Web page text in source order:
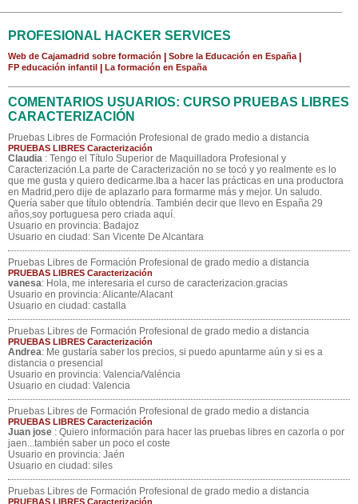
PROFESIONAL HACKER SERVICES
Web de Cajamadrid sobre formación Sobre la Educación en España
FP educación infantil La formación en España
COMENTARIOS USUARIOS: CURSO PRUEBAS LIBRES
CARACTERIZACIÓN
Pruebas Libres de Formación Profesional de grado medio a distancia
PRUEBAS LIBRES Caracterización
Claudia : Tengo el Título Superior de Maquilladora Profesional y
Caracterización.La parte de Caracterización no se tocó y yo realmente es lo
que me gusta y quiero dedicarme.Iba a hacer las prácticas en una productora
en Madrid,pero dije de aplazarlo para formarme más y mejor. Un saludo.
Quería saber que título obtendría. También decir que llevo en España 29
años,soy portuguesa pero criada aquí.
Usuario en provincia: Badajoz
Usuario en ciudad: San Vicente De Alcantara
Pruebas Libres de Formación Profesional de grado medio a distancia
PRUEBAS LIBRES Caracterización
vanesa: Hola, me interesaria el curso de caracterizacion.gracias
Usuario en provincia: Alicante/Alacant
Usuario en ciudad: castalla
Pruebas Libres de Formación Profesional de grado medio a distancia
PRUEBAS LIBRES Caracterización
Andrea: Me gustaría saber los precios, si puedo apuntarme aún y si es a
distancia o presencial
Usuario en provincia: Valencia/Valéncia
Usuario en ciudad: Valencia
Pruebas Libres de Formación Profesional de grado medio a distancia
PRUEBAS LIBRES Caracterización
Juan jose : Quiero información para hacer las pruebas libres en cazorla o por
jaen...también saber un poco el coste
Usuario en provincia: Jaén
Usuario en ciudad: siles
Pruebas Libres de Formación Profesional de grado medio a distancia
PRUEBAS LIBRES Caracterización